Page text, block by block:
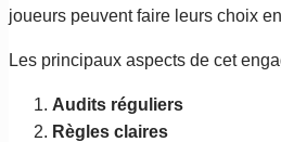
joueurs peuvent faire leurs choix
Les principaux aspects de cet
Audits réguliers
Règles claires